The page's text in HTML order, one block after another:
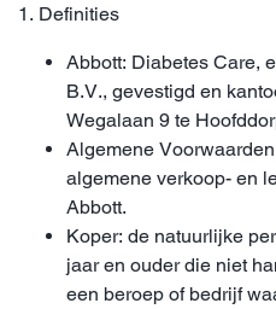
1. Definities
Abbott: Diabetes Care,
B.V., gevestigd en
Wegalaan 9 te
Algemene
algemene verkoop- en
Abbott.
Koper: de natuurlijke
jaar en ouder die niet
een beroep of bedrijf